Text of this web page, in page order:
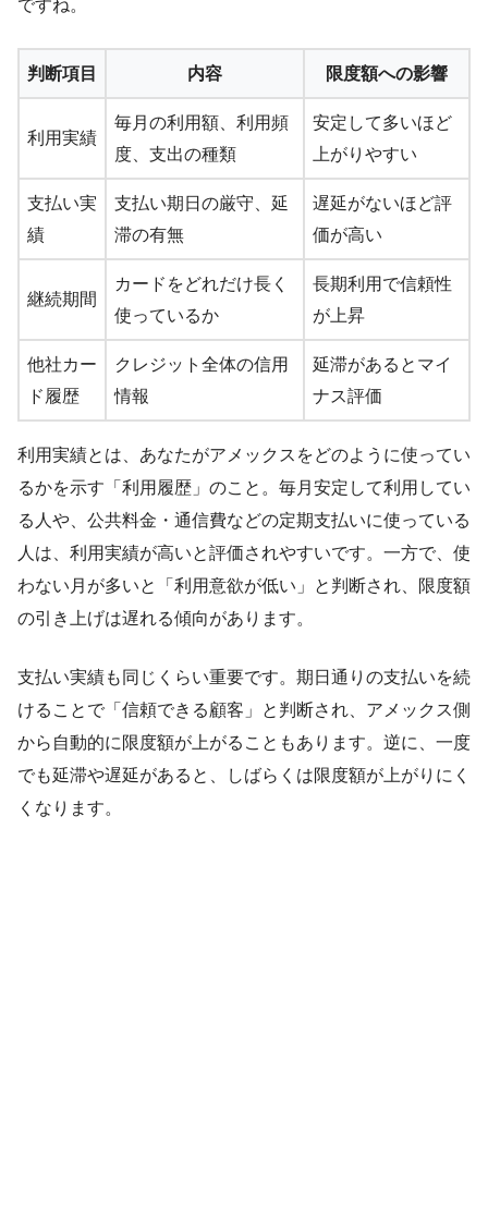
ですね。
判断項目 内容 限度額への影響
利用実績
毎月の利用額、利用頻
度、支出の種類
安定して多いほど
上がりやすい
支払い実
績
支払い期日の厳守、延
滞の有無
遅延がないほど評
価が高い
継続期間
カードをどれだけ長く
使っているか
長期利用で信頼性
が上昇
他社カー
ド履歴
クレジット全体の信用
情報
延滞があるとマイ
ナス評価
利用実績とは、あなたがアメックスをどのように使ってい
るかを示す「利用履歴」のこと。毎月安定して利用してい
る人や、公共料金・通信費などの定期支払いに使っている
人は、利用実績が高いと評価されやすいです。一方で、使
わない月が多いと「利用意欲が低い」と判断され、限度額
の引き上げは遅れる傾向があります。
支払い実績も同じくらい重要です。期日通りの支払いを続
けることで「信頼できる顧客」と判断され、アメックス側
から自動的に限度額が上がることもあります。逆に、一度
でも延滞や遅延があると、しばらくは限度額が上がりにく
くなります。